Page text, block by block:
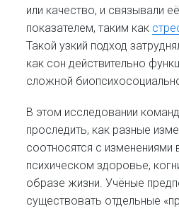
или качество, и связывали
показателем, таким как
Такой узкий подход
как сон действительно
сложной
В этом исследовании
проследить, как разные
соотносятся с изменениями
психическом здоровье,
образе жизни. Учёные
существовать отдельные